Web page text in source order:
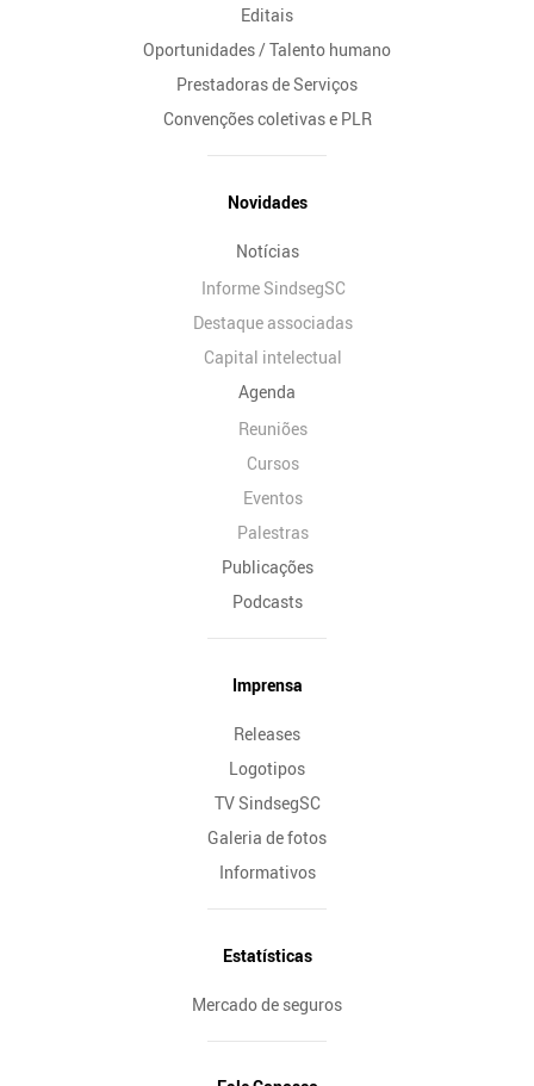
Editais
Oportunidades / Talento humano
Prestadoras de Serviços
Convenções coletivas e PLR
Novidades
Notícias
Informe SindsegSC
Destaque associadas
Capital intelectual
Agenda
Reuniões
Cursos
Eventos
Palestras
Publicações
Podcasts
Imprensa
Releases
Logotipos
TV SindsegSC
Galeria de fotos
Informativos
Estatísticas
Mercado de seguros